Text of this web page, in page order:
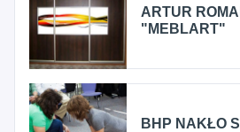
ARTUR
"MEBLART"
BHP NAKŁO